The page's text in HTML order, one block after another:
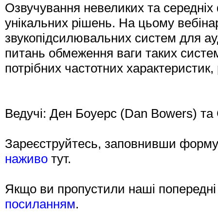
Озвучування невеликих та
унікальних рішень. На цьому
звукопідсилювальних систем для
питань обмеження ваги таких
потрібних частотних
Ведучі: Ден Боуерс (Dan Bowers)
Зареєструйтесь, заповнивши
наживо тут.
Якщо ви пропустили наші
посиланням.